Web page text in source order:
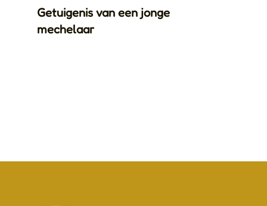
Getuigenis van een jonge
mechelaar